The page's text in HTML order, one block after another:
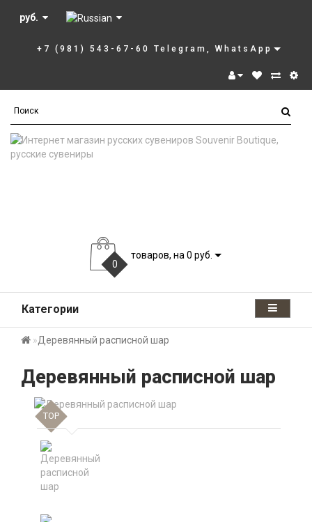
руб.
+7 (981) 543-67-60 Telegram, WhatsApp
0
товаров, на 0 руб.
Категории
Деревянный расписной шар
Деревянный расписной шар
TOP